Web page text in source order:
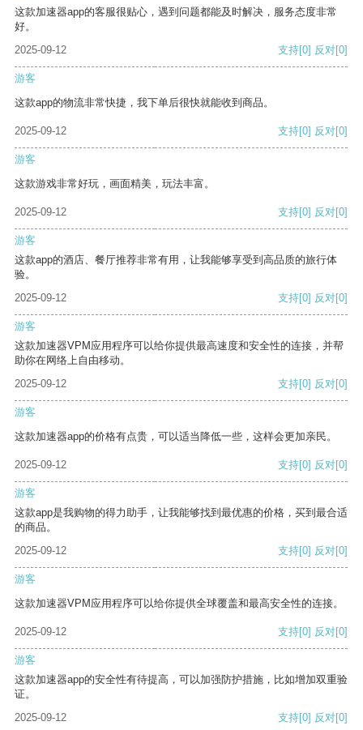
这款加速器app的客服很贴心，遇到问题都能及时解决，服务态度非常
好。
2025-09-12
支持[0] 反对[0]
游客
这款app的物流非常快捷，我下单后很快就能收到商品。
2025-09-12 支持[0] 反对[0]
游客
这款游戏非常好玩，画面精美，玩法丰富。
2025-09-12 支持[0] 反对[0]
游客
这款app的酒店、餐厅推荐非常有用，让我能够享受到高品质的旅行体
验。
2025-09-12
支持[0] 反对[0]
游客
这款加速器VPM应用程序可以给你提供最高速度和安全性的连接，并帮
助你在网络上自由移动。
2025-09-12
支持[0] 反对[0]
游客
这款加速器app的价格有点贵，可以适当降低一些，这样会更加亲民。
2025-09-12 支持[0] 反对[0]
游客
这款app是我购物的得力助手，让我能够找到最优惠的价格，买到最合适
的商品。
2025-09-12
支持[0] 反对[0]
游客
这款加速器VPM应用程序可以给你提供全球覆盖和最高安全性的连接。
2025-09-12 支持[0] 反对[0]
游客
这款加速器app的安全性有待提高，可以加强防护措施，比如增加双重验
证。
2025-09-12
支持[0] 反对[0]